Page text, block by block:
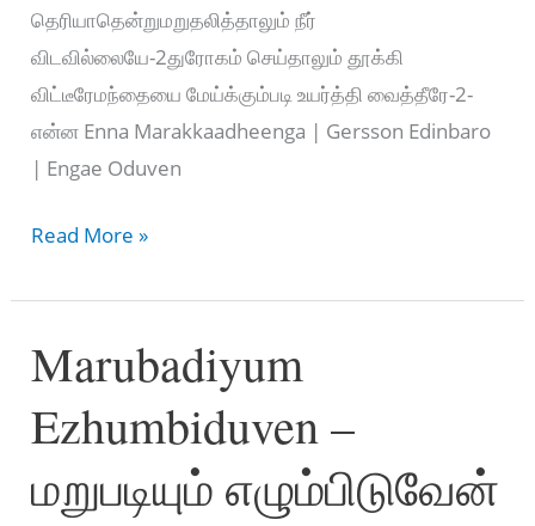
தெரியாதென்றுமறுதலித்தாலும் நீர்
விடவில்லையே-2துரோகம் செய்தாலும் தூக்கி
விட்டீரேமந்தையை மேய்க்கும்படி உயர்த்தி வைத்தீரே-2-
என்ன Enna Marakkaadheenga | Gersson Edinbaro
| Engae Oduven
என்ன
–
Enna
Marakkaadheenga
lyrics
Read More »
Marubadiyum
Ezhumbiduven –
மறுபடியும் எழும்பிடுவேன்